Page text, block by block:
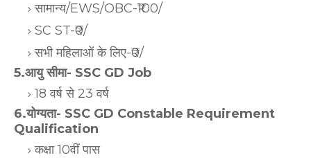
सामान्य/EWS/OBC-₹100/
SC ST-₹0/
सभी महिलाओं के लिए-₹0/
5.आयु सीमा- SSC GD Job
18 वर्ष से 23 वर्ष
6.योग्यता- SSC GD Constable Requirement
Qualification
कक्षा 10वीं पास